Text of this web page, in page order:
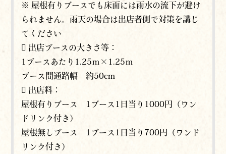
※ 屋根有りブースでも床面には雨水の流下が避け
られません。雨天の場合は出店者側で対策を講じ
てください
 出店ブースの大きさ等：
1ブースあたり1.25ｍ×1.25ｍ
ブース間通路幅 約50cm
 出店料：
屋根有りブース 1ブース1日当り1000円（ワン
ドリンク付き）
屋根無しブース 1ブース1日当り700円（ワンド
リンク付き）